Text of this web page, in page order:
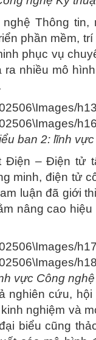
Thông
phần mềm,
phục vụ
nhiều mô
ban 2: lĩnh
Điện – Điện tử
minh, điện tử
luận đã giới
nâng cao
vực Công
nghiên cứu,
nghiệm và
biểu cũng